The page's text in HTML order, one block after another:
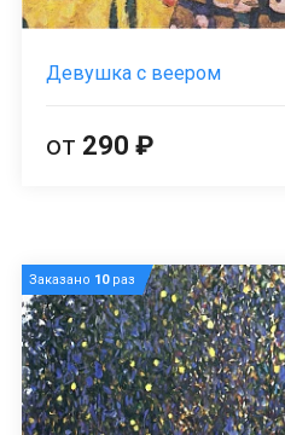
Девушка с веером
от 290 ₽
Заказано 10раз